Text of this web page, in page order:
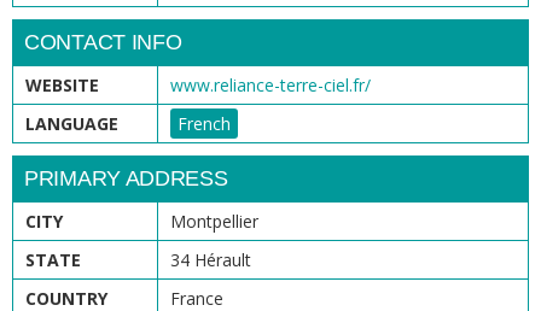
CONTACT INFO
WEBSITE
www.reliance-terre-ciel.fr/
LANGUAGE
French
PRIMARY ADDRESS
CITY
Montpellier
STATE
34 Hérault
COUNTRY
France